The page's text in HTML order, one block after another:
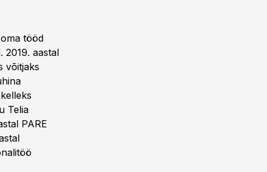
tööd
2019. aastal
võitjaks
Telia
PARE